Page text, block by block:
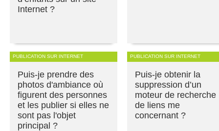
Internet ?
PUBLICATION SUR INTERNET
Puis-je prendre des
photos d'ambiance où
figurent des personnes
et les publier si elles ne
sont pas l'objet
principal ?
PUBLICATION SUR INTERNET
Puis-je obtenir la
suppression d’un
moteur de recherche
de liens me
concernant ?